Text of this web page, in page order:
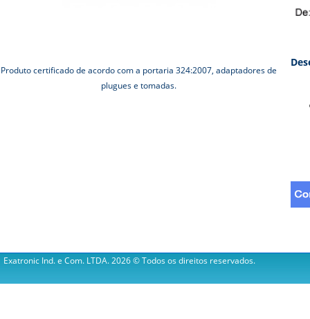
Produto certificado de acordo com a portaria 324:2007, adaptadores de
plugues e tomadas.
Exatronic Ind. e Com. LTDA.2026 © Todos os direitos reservados.